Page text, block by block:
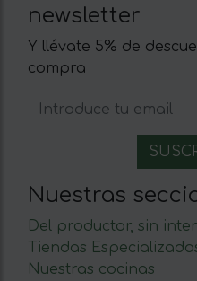
newsletter
Y llévate 5% de
compra
Nuestras
Del productor, sin
Tiendas
Nuestras cocinas